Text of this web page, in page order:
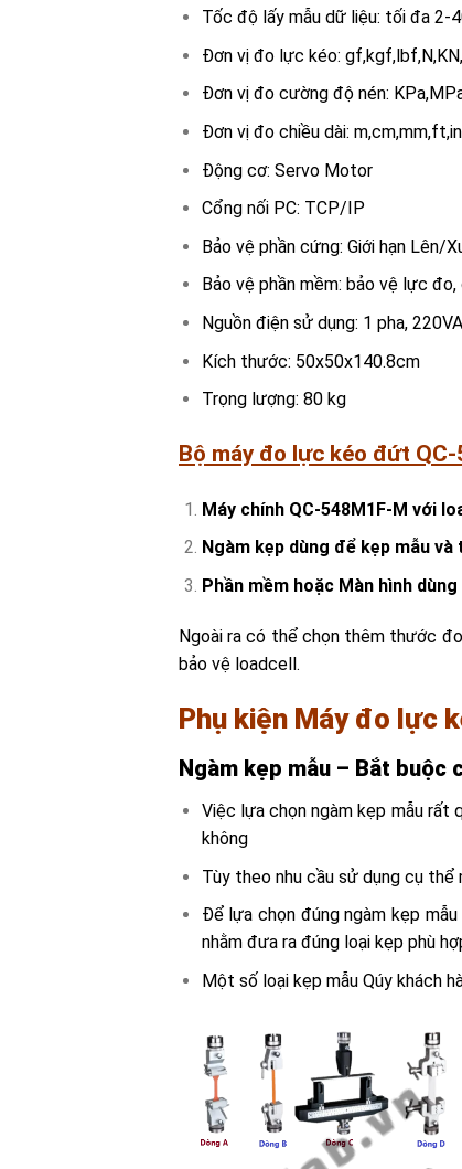
Tốc độ lấy mẫu dữ liệu: tối đa 2-
Đơn vị đo lực kéo:
Đơn vị đo cường độ nén:
Đơn vị đo chiều dài: m,cm,mm,ft,in
Động cơ: Servo Motor
Cổng nối PC: TCP/IP
Bảo vệ phần cứng: Giới hạn Lên/
Bảo vệ phần mềm: bảo vệ lực
Nguồn điện sử dụng: 1 pha,
Kích thước: 50x50x140.8cm
Trọng lượng: 80 kg
Bộ máy đo lực kéo đứt
Máy chính QC-548M1F-M với
Ngàm kẹp dùng để kẹp mẫu
Phần mềm hoặc Màn hình
Ngoài ra có thể chọn thêm thước
bảo vệ loadcell.
Phụ kiện Máy đo lực
Ngàm kẹp mẫu – Bắt buộc
Việc lựa chọn ngàm kẹp mẫu rất
không
Tùy theo nhu cầu sử dụng cụ thể
Để lựa chọn đúng ngàm kẹp
nhằm đưa ra đúng loại kẹp phù
Một số loại kẹp mẫu Qúy khách